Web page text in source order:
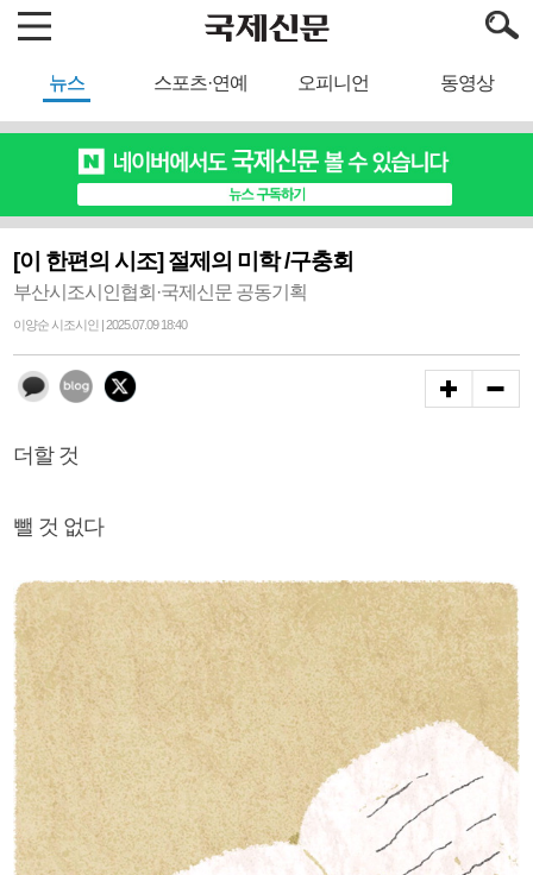
뉴스 스포츠·연예 오피니언 동영상
[이 한편의 시조] 절제의 미학 /구충회
부산시조시인협회·국제신문 공동기획
이양순 시조시인 | 2025.07.09 18:40
더할 것
뺄 것 없다